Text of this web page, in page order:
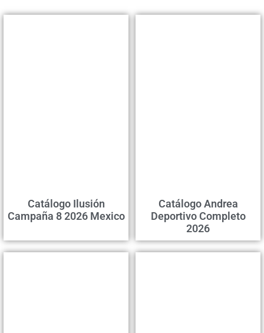
Catálogo Ilusión
Campaña 8 2026 Mexico
Catálogo Andrea
Deportivo Completo
2026